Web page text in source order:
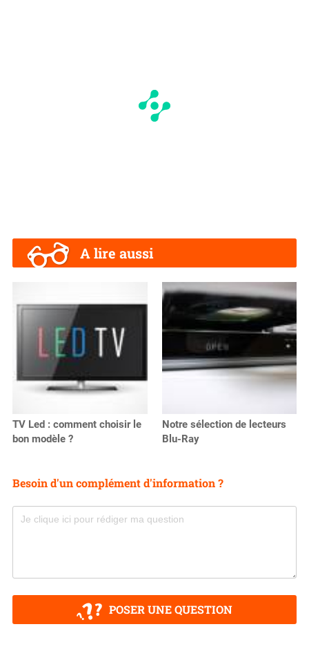
A lire aussi
TV Led : comment choisir le
bon modèle ?
Notre sélection de lecteurs
Blu-Ray
Besoin d'un complément d'information ?
POSER UNE QUESTION